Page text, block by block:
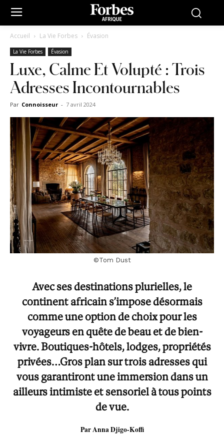
Accueil La Vie Forbes Évasion
La Vie Forbes Évasion
Luxe, Calme Et Volupté : Trois
Adresses Incontournables
Par Connoisseur - 7 avril 2024
©Tom Dust
Avec ses destinations plurielles, le
continent africain s’impose désormais
comme une option de choix pour les
voyageurs en quête de beau et de bien-
vivre. Boutiques-hôtels, lodges, propriétés
privées…Gros plan sur trois adresses qui
vous garantiront une immersion dans un
ailleurs intimiste et sensoriel à tous points
de vue.
Par Anna Djigo-Koffi